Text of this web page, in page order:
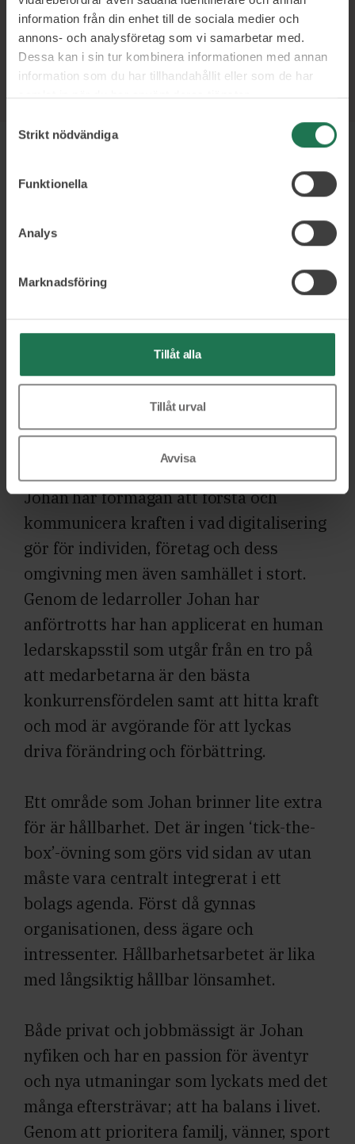
information från din enhet till de sociala medier och
annons- och analysföretag som vi samarbetar med.
Dessa kan i sin tur kombinera informationen med annan
information som du har tillhandahållit eller som de har
samlat in när du har använt deras tjänster.
Strikt nödvändiga
Funktionella
Analys
Marknadsföring
Tillåt alla
Tillåt urval
Avvisa
Om Johan
Johans erfarenhet från flertalet VD- och
styrelseuppdrag inom främst
telekom/internet- och teknikbranschen
har låtit honom forma och driva
förändring världen över inom flertalet
områden. I tillägg har rollerna givit
Johan har förmågan att förstå och
kommunicera kraften i vad digitalisering
gör för individen, företag och dess
omgivning men även samhället i stort.
Genom de ledarroller Johan har
anförtrotts har han applicerat en human
ledarskapsstil som utgår från en tro på
att medarbetarna är den bästa
konkurrensfördelen samt att hitta kraft
och mod är avgörande för att lyckas
driva förändring och förbättring.
Ett område som Johan brinner lite extra
för är hållbarhet. Det är ingen ‘tick-the-
box’-övning som görs vid sidan av utan
måste vara centralt integrerat i ett
bolags agenda. Först då gynnas
organisationen, dess ägare och
intressenter. Hållbarhetsarbetet är lika
med långsiktig hållbar lönsamhet.
Både privat och jobbmässigt är Johan
nyfiken och har en passion för äventyr
och nya utmaningar som lyckats med det
många eftersträvar; att ha balans i livet.
Genom att prioritera familj, vänner, sport